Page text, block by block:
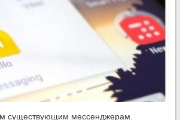
существующим мессенджерам.